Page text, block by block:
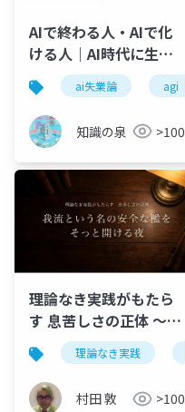
AIで終わる人・AIで化
ける人｜AI時代に生き
残る3つの思考変革【完
全解説】
ai失業論 agi
知識の泉 >100
理論なき実践がもたら
す 息苦しさの正体 〜我
流という名の安全な檻
を そっと開ける夜〜
理論なき実践
村田 敦 >100